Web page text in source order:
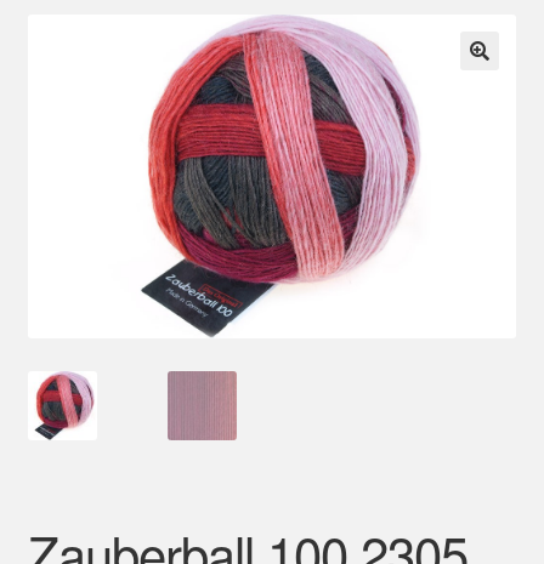
Häkel Techniken